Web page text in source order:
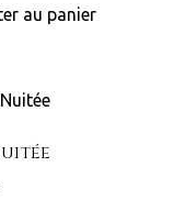
au panier